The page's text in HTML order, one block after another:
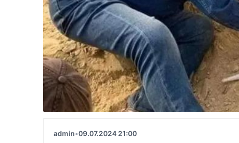
admin•09.07.2024 21:00